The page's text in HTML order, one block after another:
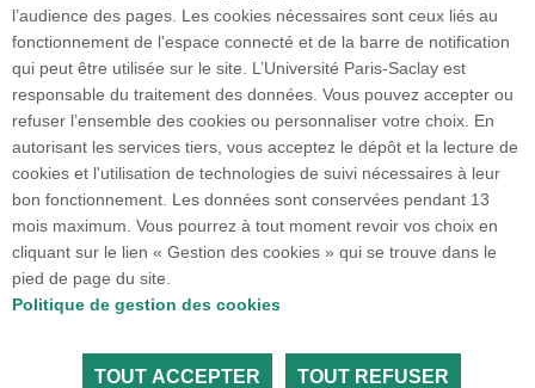
Faculté de Médecine
63 Rue Gabriel Péri
94270 Le Kremlin-Bicêtre
01 49 59 67 67
Plan du site
Accueil des publics internationaux
l’audience des pages. Les cookies nécessaires sont ceux liés au
fonctionnement de l'espace connecté et de la barre de notification
qui peut être utilisée sur le site. L’Université Paris-Saclay est
responsable du traitement des données. Vous pouvez accepter ou
refuser l’ensemble des cookies ou personnaliser votre choix. En
autorisant les services tiers, vous acceptez le dépôt et la lecture de
cookies et l'utilisation de technologies de suivi nécessaires à leur
bon fonctionnement. Les données sont conservées pendant 13
mois maximum. Vous pourrez à tout moment revoir vos choix en
cliquant sur le lien « Gestion des cookies » qui se trouve dans le
pied de page du site.
Politique de gestion des cookies
TOUT ACCEPTER TOUT REFUSER